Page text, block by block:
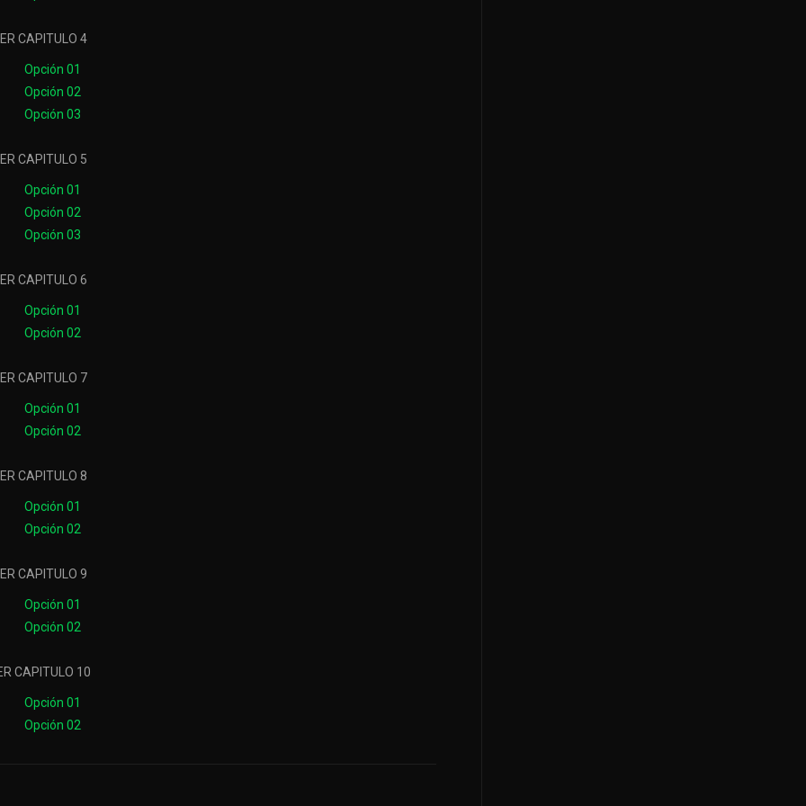
CAPITULO 4
Opción 01
Opción 02
Opción 03
CAPITULO 5
Opción 01
Opción 02
Opción 03
CAPITULO 6
Opción 01
Opción 02
CAPITULO 7
Opción 01
Opción 02
CAPITULO 8
Opción 01
Opción 02
CAPITULO 9
Opción 01
Opción 02
CAPITULO 10
Opción 01
Opción 02